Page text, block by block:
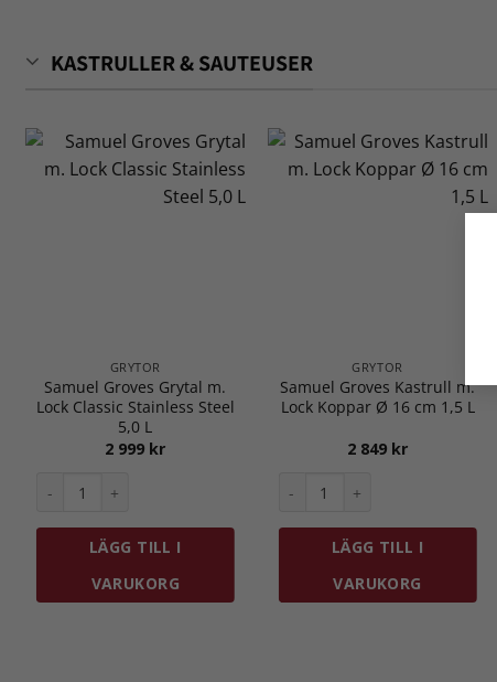
KASTRULLER & SAUTEUSER
GRYTOR
Samuel Groves Grytal m.
Lock Classic Stainless Steel
5,0 L
2 999 kr
LÄGG TILL I
VARUKORG
GRYTOR
Samuel Groves Kastrull m.
Lock Koppar Ø 16 cm 1,5 L
2 849 kr
LÄGG TILL I
VARUKORG